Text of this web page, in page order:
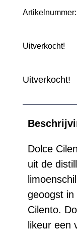
Artikelnummer:
Uitverkocht!
Uitverkocht!
Dolce
uit de
geoogst in
Cilento.
likeur een